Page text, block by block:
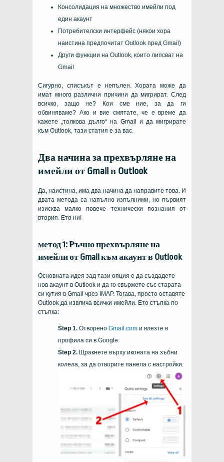
Консолидация на множество имейли под
един акаунт
Потребителски интерфейс (някои хора
наистина предпочитат Outlook пред Gmail)
Други функции на Outlook, които липсват на
Gmail
Сигурно, списъкът е непълен. Хората може да
имат много различни причини да мигрират. След
всичко, защо не? Кои сме ние, за да ги
обвиняваме? Ако и вие смятате, че е време да
кажете „толкова дълго“ на Gmail и да мигрирате
към Outlook, тази статия е за вас.
Два начина за прехвърляне на
имейли от Gmail в Outlook
Да, наистина, има два начина да направите това. И
двата метода са напълно изпълними, но първият
изисква малко повече технически познания от
втория. Ето ни!
метод 1: Ръчно прехвърляне на
имейли от Gmail към акаунт в Outlook
Основната идея зад тази опция е да създадете
нов акаунт в Outlook и да го свържете със старата
си кутия в Gmail чрез IMAP. Тогава, просто оставяте
Outlook да извлича всички имейли. Ето стъпка по
стъпка:
Отворено Gmail.com и влезте в
профила си в Google.
Щракнете върху иконата на зъбни
колела, за да отворите панела с настройки.